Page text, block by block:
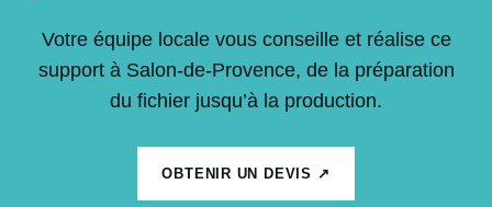
Votre équipe locale vous conseille et réalise ce
support à Salon-de-Provence, de la préparation
du fichier jusqu’à la production.
OBTENIR UN DEVIS ↗